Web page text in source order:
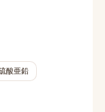
酸亜鉛